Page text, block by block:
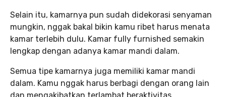
Selain itu, kamarnya pun sudah didekorasi senyaman
mungkin, nggak bakal bikin kamu ribet harus menata
kamar terlebih dulu. Kamar fully furnished semakin
lengkap dengan adanya kamar mandi dalam.
Semua tipe kamarnya juga memiliki kamar mandi
dalam. Kamu nggak harus berbagi dengan orang lain